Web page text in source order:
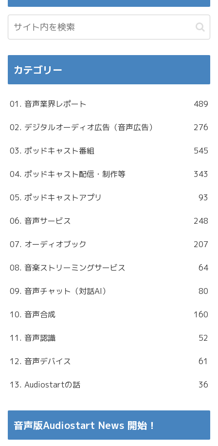
カテゴリー
01. 音声業界レポート 489
02. デジタルオーディオ広告（音声広告） 276
03. ポッドキャスト番組 545
04. ポッドキャスト配信・制作等 343
05. ポッドキャストアプリ 93
06. 音声サービス 248
07. オーディオブック 207
08. 音楽ストリーミングサービス 64
09. 音声チャット（対話AI） 80
10. 音声合成 160
11. 音声認識 52
12. 音声デバイス 61
13. Audiostartの話 36
音声版Audiostart News 開始！